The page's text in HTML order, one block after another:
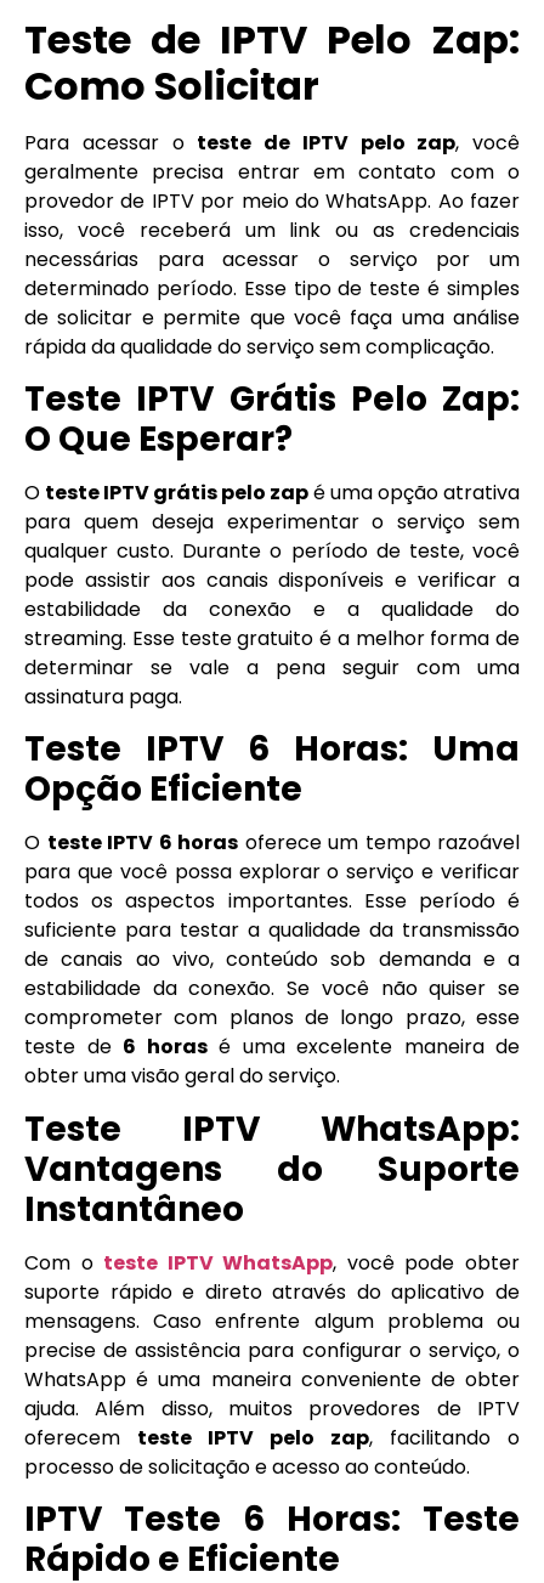
Teste de IPTV Pelo Zap:
Como Solicitar
Para acessar o teste de IPTV pelo zap, você
geralmente precisa entrar em contato com o
provedor de IPTV por meio do WhatsApp. Ao fazer
isso, você receberá um link ou as credenciais
necessárias para acessar o serviço por um
determinado período. Esse tipo de teste é simples
de solicitar e permite que você faça uma análise
rápida da qualidade do serviço sem complicação.
Teste IPTV Grátis Pelo Zap:
O Que Esperar?
O teste IPTV grátis pelo zapé uma opção atrativa
para quem deseja experimentar o serviço sem
qualquer custo. Durante o período de teste, você
pode assistir aos canais disponíveis e verificar a
estabilidade da conexão e a qualidade do
streaming. Esse teste gratuito é a melhor forma de
determinar se vale a pena seguir com uma
assinatura paga.
Teste IPTV 6 Horas: Uma
Opção Eficiente
O teste IPTV 6 horas oferece um tempo razoável
para que você possa explorar o serviço e verificar
todos os aspectos importantes. Esse período é
suficiente para testar a qualidade da transmissão
de canais ao vivo, conteúdo sob demanda e a
estabilidade da conexão. Se você não quiser se
comprometer com planos de longo prazo, esse
teste de 6 horasé uma excelente maneira de
obter uma visão geral do serviço.
Teste IPTV WhatsApp:
Vantagens do Suporte
Instantâneo
Com o teste IPTV WhatsApp, você pode obter
suporte rápido e direto através do aplicativo de
mensagens. Caso enfrente algum problema ou
precise de assistência para configurar o serviço, o
WhatsApp é uma maneira conveniente de obter
ajuda. Além disso, muitos provedores de IPTV
oferecem teste IPTV pelo zap, facilitando o
processo de solicitação e acesso ao conteúdo.
IPTV Teste 6 Horas: Teste
Rápido e Eficiente